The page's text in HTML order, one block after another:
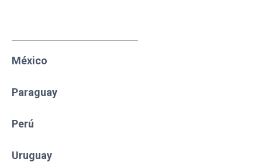
México
Paraguay
Perú
Uruguay